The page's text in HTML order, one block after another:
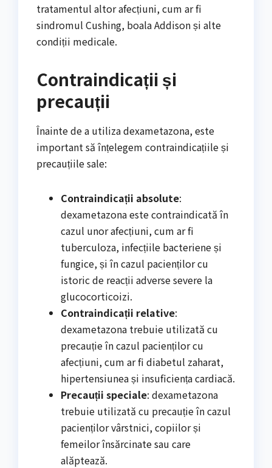
tratamentul altor afecțiuni, cum ar fi
sindromul Cushing, boala Addison și alte
condiții medicale.
Contraindicații și
precauții
Înainte de a utiliza dexametazona, este
important să înțelegem contraindicațiile și
precauțiile sale:
Contraindicații absolute:
dexametazona este contraindicată în
cazul unor afecțiuni, cum ar fi
tuberculoza, infecțiile bacteriene și
fungice, și în cazul pacienților cu
istoric de reacții adverse severe la
glucocorticoizi.
Contraindicații relative:
dexametazona trebuie utilizată cu
precauție în cazul pacienților cu
afecțiuni, cum ar fi diabetul zaharat,
hipertensiunea și insuficiența cardiacă.
Precauții speciale: dexametazona
trebuie utilizată cu precauție în cazul
pacienților vârstnici, copiilor și
femeilor însărcinate sau care
alăptează.